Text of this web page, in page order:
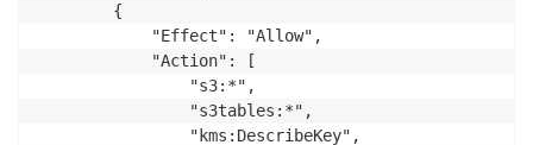
        {
            "Effect": "Allow",
            "Action": [
                "s3:*",
                "s3tables:*",
                "kms:DescribeKey",